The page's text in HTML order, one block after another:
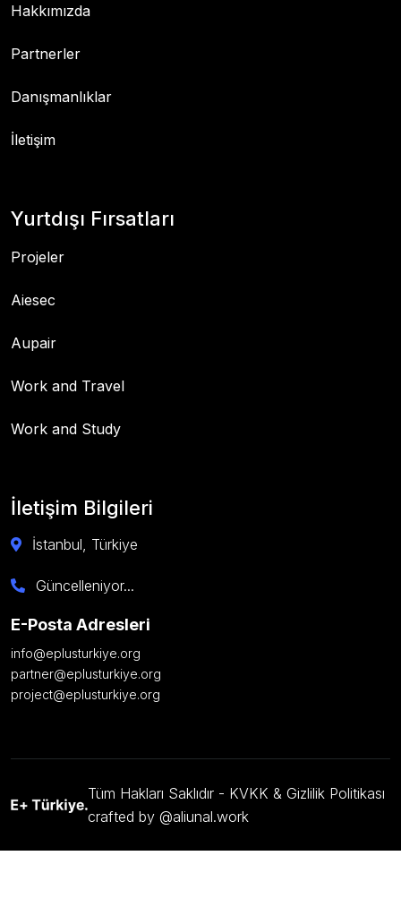
Hakkımızda
Partnerler
Danışmanlıklar
İletişim
Yurtdışı Fırsatları
Projeler
Aiesec
Aupair
Work and Travel
Work and Study
İletişim Bilgileri
İstanbul, Türkiye
Güncelleniyor...
E-Posta Adresleri
info@eplusturkiye.org
partner@eplusturkiye.org
project@eplusturkiye.org
Tüm Hakları Saklıdır - KVKK & Gizlilik Politikası
crafted by @aliunal.work